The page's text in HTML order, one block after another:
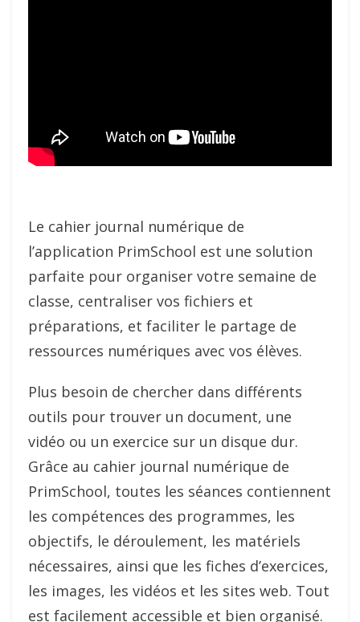
Le cahier journal numérique de
l’application PrimSchool est une solution
parfaite pour organiser votre semaine de
classe, centraliser vos fichiers et
préparations, et faciliter le partage de
ressources numériques avec vos élèves.
Plus besoin de chercher dans différents
outils pour trouver un document, une
vidéo ou un exercice sur un disque dur.
Grâce au cahier journal numérique de
PrimSchool, toutes les séances contiennent
les compétences des programmes, les
objectifs, le déroulement, les matériels
nécessaires, ainsi que les fiches d’exercices,
les images, les vidéos et les sites web. Tout
est facilement accessible et bien organisé.